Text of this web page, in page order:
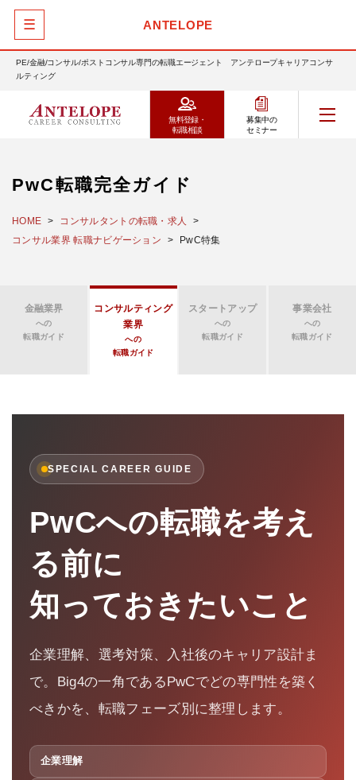
PE/金融/コンサル/ポストコンサル専門の転職エージェント アンテロープキャリアコンサ
ルティング
無料登録・
転職相談
募集中の
セミナー
PwC転職完全ガイド
HOME
コンサルタントの転職・求人
コンサル業界 転職ナビゲーション
PwC特集
金融業界
への
転職ガイド
コンサルティング
業界
への
転職ガイド
スタートアップ
への
転職ガイド
事業会社
への
転職ガイド
☰ ANTELOPE
SPECIAL CAREER GUIDE
PwCへの転職を考え
る前に
知っておきたいこと
企業理解、選考対策、入社後のキャリア設計ま
で。Big4の一角であるPwCでどの専門性を築く
べきかを、転職フェーズ別に整理します。
企業理解